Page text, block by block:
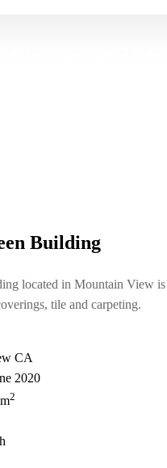
Building
located in Mountain View is
tile and carpeting.
CA
2020
2